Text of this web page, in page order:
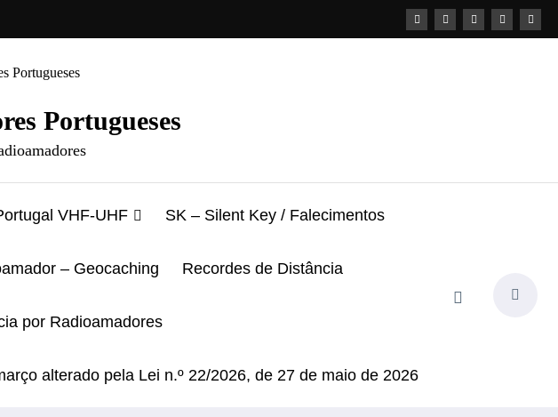
Portugueses
VHF-UHF SK – Silent Key / Falecimentos
– Geocaching Recordes de Distância
por Radioamadores
alterado pela Lei n.º 22/2026, de 27 de maio de 2026